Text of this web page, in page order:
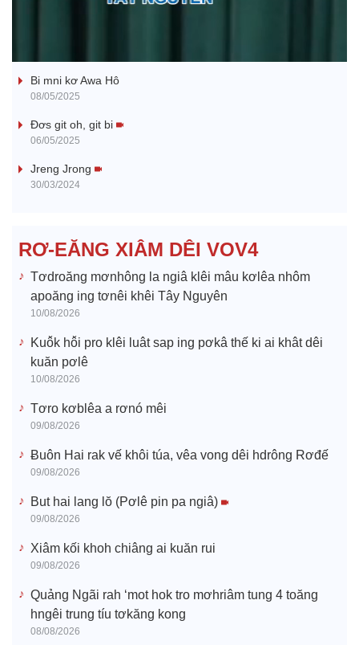
a
e
o
Bi mni kơ Awa Hô
08/05/2025
Đơs git oh, git bi
06/05/2025
Jreng Jrong
30/03/2024
RƠ-EĂNG XIÂM DÊI VOV4
Tơdroăng mơnhông la ngiâ klêi mâu kơlêa nhôm
apoăng ing tơnêi khêi Tây Nguyên
10/08/2026
Kuô̆k hô̆i pro klêi luât sap ing pơkâ thế ki ai khât dêi
kuăn pơlê
10/08/2026
Tơro kơblêa a rơnó mêi
09/08/2026
Ƀuôn Hai rak vế khôi túa, vêa vong dêi hdrông Rơđế
09/08/2026
But hai lang lŏ (Pơlê pin pa ngiâ)
09/08/2026
Xiâm kối khoh chiâng ai kuăn rui
09/08/2026
Quảng Ngãi rah ‘mot hok tro mơhriâm tung 4 toăng
hngêi trung tíu tơkăng kong
08/08/2026